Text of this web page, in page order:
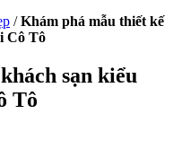
/Khám phá mẫu thiết kế
Cô Tô
sạn kiểu
Tô